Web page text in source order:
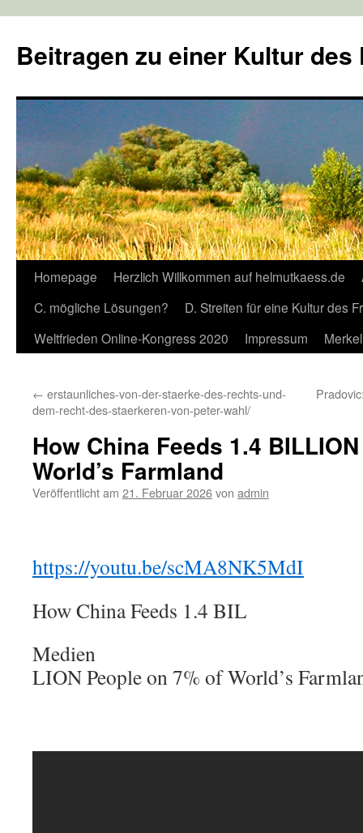
springen
Beitragen zu einer Kultur des
Homepage Herzlich Willkommen auf helmutkaess.de
C. mögliche Lösungen?
D. Streiten für eine Kultur des
Weltfrieden Online-Kongress 2020
Impressum
← erstaunliches-von-der-staerke-des-rechts-und-
dem-recht-des-staerkeren-von-peter-wahl/
How China Feeds 1.4
World’s Farmland
Veröffentlicht am 21. Februar 2026von admin
https://youtu.be/scMA8NK5MdI
How China Feeds 1.4 BIL
Medien
LION People on 7% of World’s